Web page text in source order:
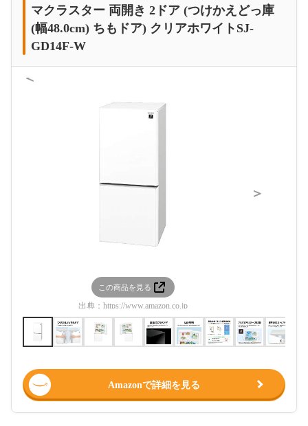
マクラスター 両開き 2ドア (つけかえどっ庫
(幅48.0cm) ちもドア) クリアホワイトSJ-
GD14F-W
＜
この商品を見る
出典： https://www.amazon.co.jp
＞
Amazonで詳細を見る